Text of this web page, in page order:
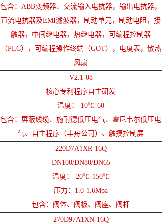
包含：ABB变频器、交流输入电抗器，输出电抗器，
直流电抗器及EMI滤波器，制动单元，制动电阻，接
触器，中间继电器，热继电器，可编程控制器
（PLC），可编程操作终端（GOT），电度表，散热
风扇
V2.1-08
核心专利程序自主研发
温度：-10℃-60
包含：屏蔽线缆、施耐德低压电气、霍尼韦尔低压电
气、自主程序（丰舟公司）、触摸控制屏
220D7A1XR-16Q
DN100/DN80/DN65
温度：-20℃-150℃
压力：1.0-1.6Mpa
包含：阀体、阀板、阀座、阀杆
270D97A1XN-16Q